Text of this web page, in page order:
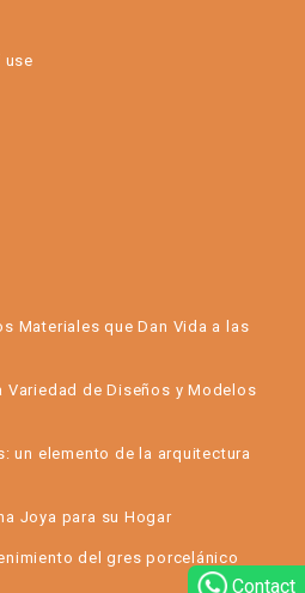
Contact
use
Materiales que Dan Vida a las
Variedad de Diseños y Modelos
un elemento de la arquitectura
Joya para su Hogar
del gres porcelánico